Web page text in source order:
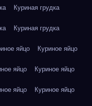
Куриная грудка
Куриная грудка
яйцо Куриное яйцо
яйцо Куриное яйцо
яйцо Куриное яйцо